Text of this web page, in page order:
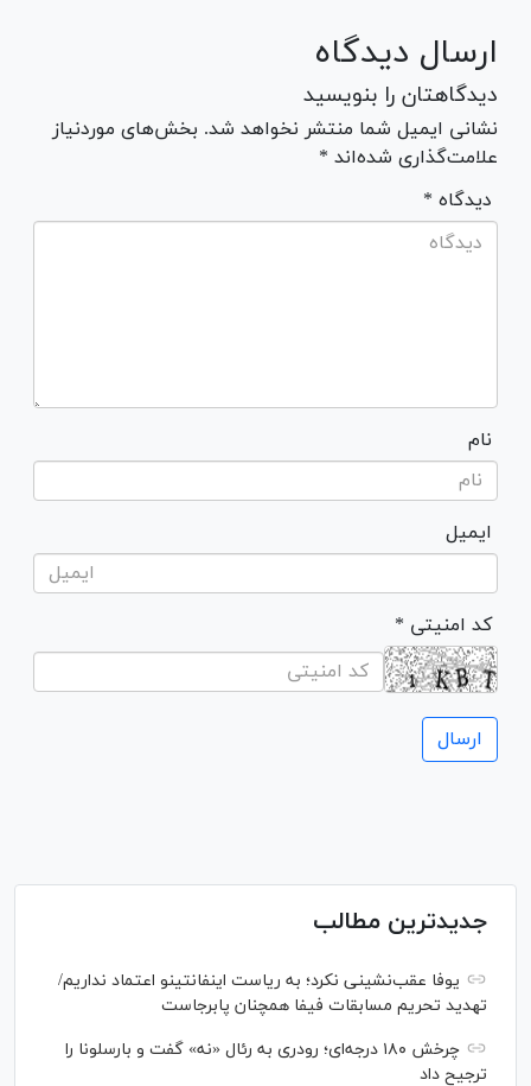
ارسال دیدگاه
دیدگاهتان را بنویسید
نشانی ایمیل شما منتشر نخواهد شد. بخش‌های موردنیاز
علامت‌گذاری شده‌اند *
* دیدگاه
نام
ایمیل
* کد امنیتی
جدیدترین مطالب
یوفا عقب‌نشینی نکرد؛ به ریاست اینفانتینو اعتماد نداریم/
تهدید تحریم مسابقات فیفا همچنان پابرجاست
چرخش ۱۸۰ درجه‌ای؛ رودری به رئال «نه» گفت و بارسلونا را
ترجیح داد